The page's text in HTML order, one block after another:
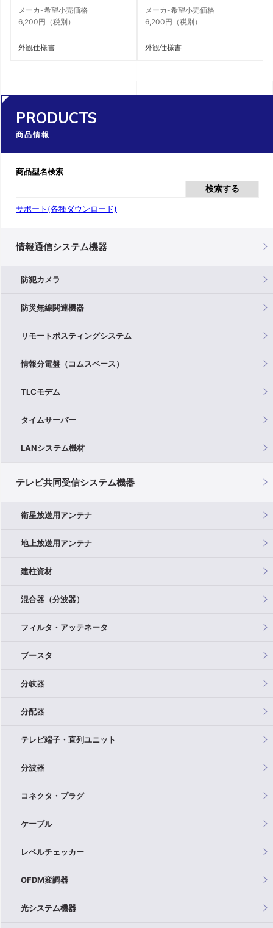
PRODUCTS
商品情報
商品型名検索
検索する
サポート(各種ダウンロード)
情報通信システム機器
防犯カメラ
防災無線関連機器
リモートポスティングシステム
情報分電盤（コムスペース）
TLCモデム
タイムサーバー
LANシステム機材
テレビ共同受信システム機器
衛星放送用アンテナ
地上放送用アンテナ
建柱資材
混合器（分波器）
フィルタ・アッテネータ
ブースタ
分岐器
分配器
テレビ端子・直列ユニット
分波器
コネクタ・プラグ
ケーブル
レベルチェッカー
OFDM変調器
光システム機器
メーカ-希望小売価格
6,200円（税別）
外観仕様書
メーカ-希望小売価格
6,200円（税別）
外観仕様書